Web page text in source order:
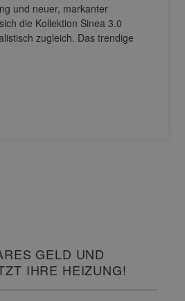
und neuer, markanter
die Kollektion Sinea 3.0
zugleich. Das trendige
GELD UND
IHRE HEIZUNG!